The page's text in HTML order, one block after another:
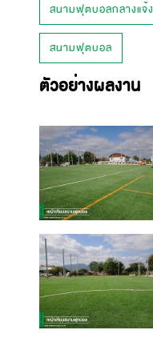
สนามฟุตบอลกลางแจ้ง
สนามฟุตบอล
ตัวอย่างผลงาน